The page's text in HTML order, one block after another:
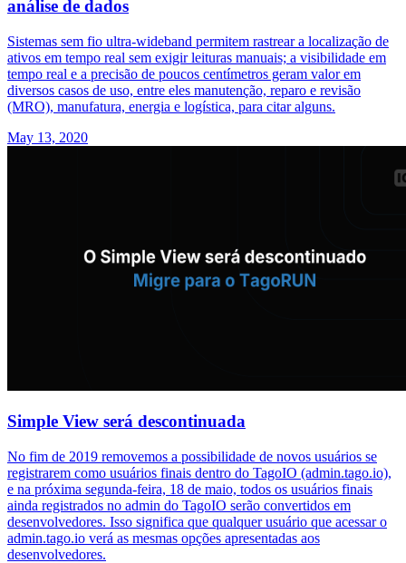
análise de dados
Sistemas sem fio ultra-wideband permitem rastrear a localização de
ativos em tempo real sem exigir leituras manuais; a visibilidade em
tempo real e a precisão de poucos centímetros geram valor em
diversos casos de uso, entre eles manutenção, reparo e revisão
(MRO), manufatura, energia e logística, para citar alguns.
May 13, 2020
Simple View será descontinuada
No fim de 2019 removemos a possibilidade de novos usuários se
registrarem como usuários finais dentro do TagoIO (admin.tago.io),
e na próxima segunda-feira, 18 de maio, todos os usuários finais
ainda registrados no admin do TagoIO serão convertidos em
desenvolvedores. Isso significa que qualquer usuário que acessar o
admin.tago.io verá as mesmas opções apresentadas aos
desenvolvedores.